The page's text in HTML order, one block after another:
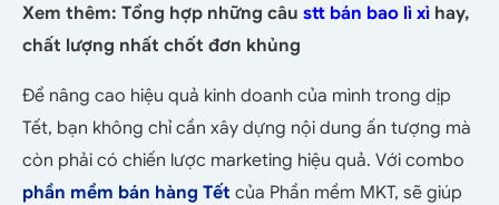
Xem thêm: Tổng hợp những câu stt bán bao lì xì hay,
chất lượng nhất chốt đơn khủng
Để nâng cao hiệu quả kinh doanh của mình trong dịp
Tết, bạn không chỉ cần xây dựng nội dung ấn tượng mà
còn phải có chiến lược marketing hiệu quả. Với combo
phần mềm bán hàng Tết của Phần mềm MKT, sẽ giúp